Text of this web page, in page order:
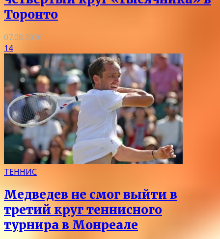
Торонто
07.08.2026
14
ТЕННИС
Медведев не смог выйти в
третий круг теннисного
турнира в Монреале